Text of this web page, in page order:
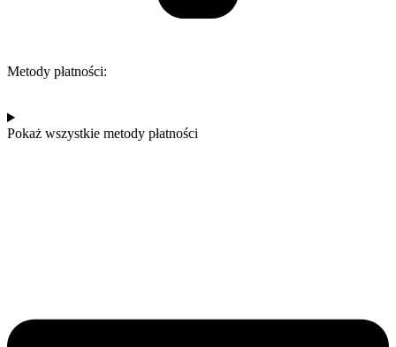
Metody płatności:
Pokaż wszystkie metody płatności